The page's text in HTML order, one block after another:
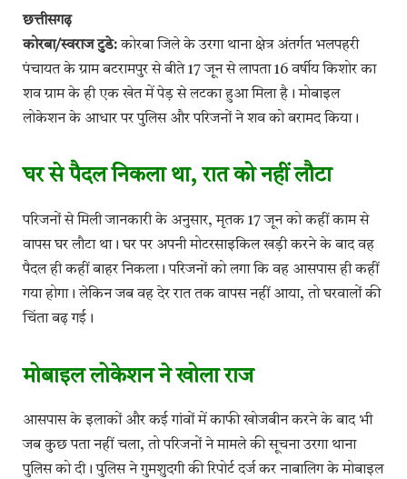
छत्तीसगढ़
कोरबा/स्वराज टुडे:कोरबा जिले के उरगा थाना क्षेत्र अंतर्गत भलपहरी
पंचायत के ग्राम बटरामपुर से बीते 17 जून से लापता 16 वर्षीय किशोर का
शव ग्राम के ही एक खेत में पेड़ से लटका हुआ मिला है। मोबाइल
लोकेशन के आधार पर पुलिस और परिजनों ने शव को बरामद किया।
घर से पैदल निकला था, रात को नहीं लौटा
परिजनों से मिली जानकारी के अनुसार, मृतक 17 जून को कहीं काम से
वापस घर लौटा था। घर पर अपनी मोटरसाइकिल खड़ी करने के बाद वह
पैदल ही कहीं बाहर निकला। परिजनों को लगा कि वह आसपास ही कहीं
गया होगा। लेकिन जब वह देर रात तक वापस नहीं आया, तो घरवालों की
चिंता बढ़ गई।
मोबाइल लोकेशन ने खोला राज
आसपास के इलाकों और कई गांवों में काफी खोजबीन करने के बाद भी
जब कुछ पता नहीं चला, तो परिजनों ने मामले की सूचना उरगा थाना
पुलिस को दी। पुलिस ने गुमशुदगी की रिपोर्ट दर्ज कर नाबालिग के मोबाइल